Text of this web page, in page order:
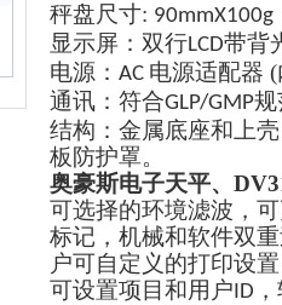
秤盘尺寸: 90mmX100g
显示屏：双行LCD带背
电源： AC 电源适配器
通讯：符合GLP/GMP规
结构：金属底座和上
板防护罩。
奥豪斯电子天平、
可选择的环境滤波，
标记，机械和软件双
户可自定义的打印设
可设置项目和用 户ID